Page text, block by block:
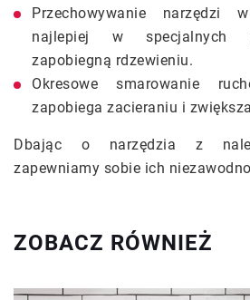
Przechowywanie narzędzi
najlepiej w specjalnych
zapobiegną rdzewieniu.
Okresowe smarowanie
zapobiega zacieraniu i
Dbając o narzędzia z
zapewniamy sobie ich
ZOBACZ RÓWNIEŻ